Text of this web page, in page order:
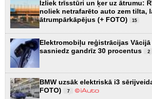
Izliek trīsstūri un ķer uz ātrumu:
noliek netrafarēto auto zem tilta,
ātrumpārkāpējus (+ FOTO)
15
Elektromobiļu reģistrācijas Vācijā
sasniedz gandrīz 30 procentus
2
BMW uzsāk elektriskā i3
FOTO)
7